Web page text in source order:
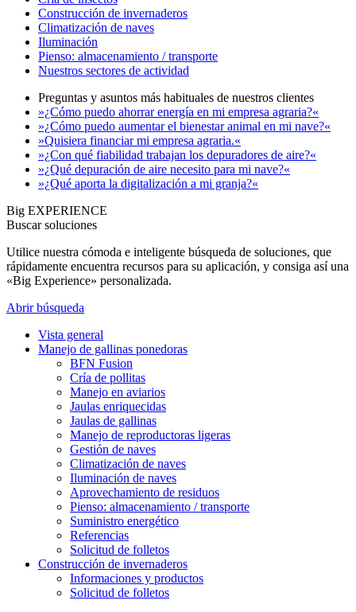
Construcción de invernaderos
Climatización de naves
Iluminación
Pienso: almacenamiento / transporte
Nuestros sectores de actividad
Preguntas y asuntos más habituales de nuestros clientes
»¿Cómo puedo ahorrar energía en mi empresa agraria?«
»¿Cómo puedo aumentar el bienestar animal en mi nave?«
»Quisiera financiar mi empresa agraria.«
»¿Con qué fiabilidad trabajan los depuradores de aire?«
»¿Qué depuración de aire necesito para mi nave?«
»¿Qué aporta la digitalización a mi granja?«
Big EXPERIENCE
Buscar soluciones
Utilice nuestra cómoda e inteligente búsqueda de soluciones, que
rápidamente encuentra recursos para su aplicación, y consiga así una
«Big Experience» personalizada.
Abrir búsqueda
Vista general
Manejo de gallinas ponedoras
BFN Fusion
Cría de pollitas
Manejo en aviarios
Jaulas enriquecidas
Jaulas de gallinas
Manejo de reproductoras ligeras
Gestión de naves
Climatización de naves
Iluminación de naves
Aprovechamiento de residuos
Pienso: almacenamiento / transporte
Suministro energético
Referencias
Solicitud de folletos
Construcción de invernaderos
Informaciones y productos
Solicitud de folletos